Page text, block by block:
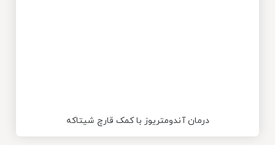
درمان آندومتریوز با کمک قارچ شیتاکه